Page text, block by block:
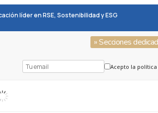
líder en RSE, Sostenibilidad y ESG
» Secciones
Acepto la